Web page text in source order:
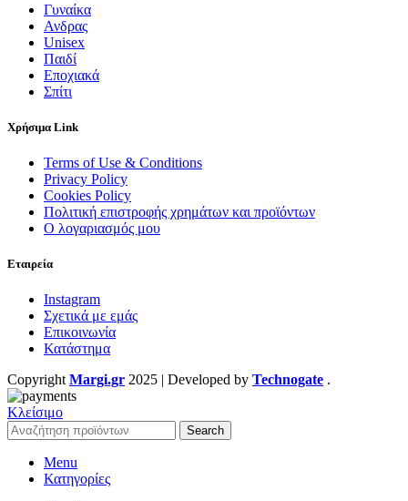
Γυναίκα
Ανδρας
Unisex
Παιδί
Εποχιακά
Σπίτι
Χρήσιμα Link
Terms of Use & Conditions
Privacy Policy
Cookies Policy
Πολιτική επιστροφής χρημάτων και προϊόντων
Ο λογαριασμός μου
Εταιρεία
Instagram
Σχετικά με εμάς
Επικοινωνία
Κατάστημα
Copyright Margi.gr 2025 | Developed by Technogate .
Κλείσιμο
Search
Menu
Κατηγορίες